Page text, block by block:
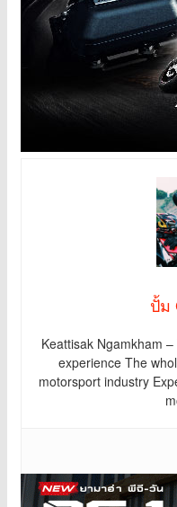
ปั้ม
Keattisak Ngamkham
experience The
motorsport industry